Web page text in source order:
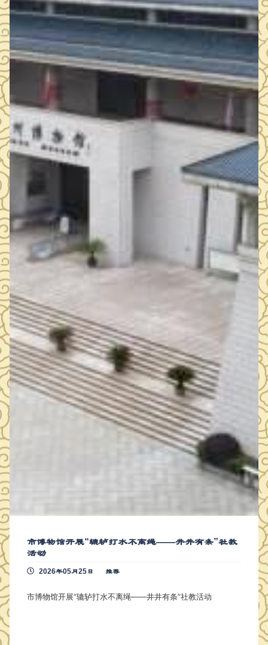
市博物馆开展“辘轳打水不离绳——井井有条”社教
活动
2026年05月25日 推荐
市博物馆开展“辘轳打水不离绳——井井有条”社教活动